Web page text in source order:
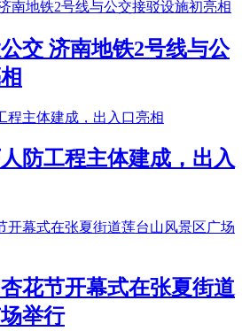
交 济南地铁2号线与公
防工程主体建成，出入
花节开幕式在张夏街道
举行